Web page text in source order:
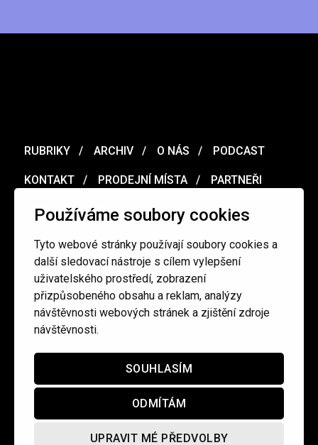
Používáme soubory cookies
Tyto webové stránky používají soubory cookies a
další sledovací nástroje s cílem vylepšení
uživatelského prostředí, zobrazení
přizpůsobeného obsahu a reklam, analýzy
návštěvnosti webových stránek a zjištění zdroje
návštěvnosti.
SOUHLASÍM
ODMÍTÁM
UPRAVIT MÉ PŘEDVOLBY
RUBRIKY ARCHIV O NÁS PODCAST
KONTAKT PRODEJNÍ MÍSTA PARTNEŘI
MERCH VOUCHER
Ochrana osobních údajů / Obchodní podmínky
redakce@cinepur.cz